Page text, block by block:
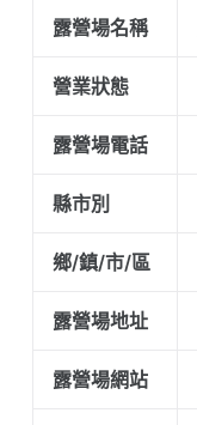
露營場名稱
營業狀態
露營場電話
縣市別
鄉/鎮/市/區
露營場地址
露營場網站